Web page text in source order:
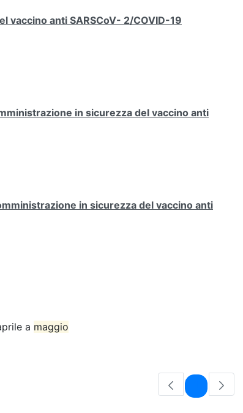
vaccino anti SARSCoV- 2/COVID-19
in sicurezza del vaccino anti
in sicurezza del vaccino anti
a maggio
Pagina